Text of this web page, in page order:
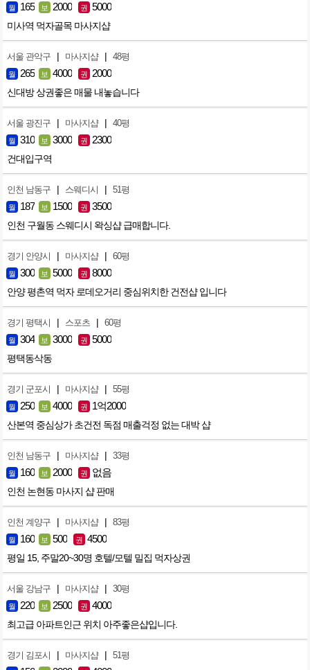
월 165 보 2000 권 5000
미사역 먹자골목 마사지샵
서울 관악구 | 마사지샵 | 48평
월 265 보 4000 권 2000
신대방 상권좋은 매물 내놓습니다
서울 광진구 | 마사지샵 | 40평
월 310 보 3000 권 2300
건대입구역
인천 남동구 | 스웨디시 | 51평
월 187 보 1500 권 3500
인천 구월동 스웨디시 왁싱샵 급매합니다.
경기 안양시 | 마사지샵 | 60평
월 300 보 5000 권 8000
안양 평촌역 먹자 로데오거리 중심위치한 건전샵 입니다
경기 평택시 | 스포츠 | 60평
월 304 보 3000 권 5000
평택동삭동
경기 군포시 | 마사지샵 | 55평
월 250 보 4000 권 1억2000
산본역 중심상가 초건전 독점 매출걱정 없는 대박 샵
인천 남동구 | 마사지샵 | 33평
월 160 보 2000 권 없음
인천 논현동 마사지 샵 판매
인천 계양구 | 마사지샵 | 83평
월 160 보 500 권 4500
평일 15, 주말20~30명 호텔/모텔 밀집 먹자상권
서울 강남구 | 마사지샵 | 30평
월 220 보 2500 권 4000
최고급 아파트인근 위치 아주좋은샵입니다.
경기 김포시 | 마사지샵 | 51평